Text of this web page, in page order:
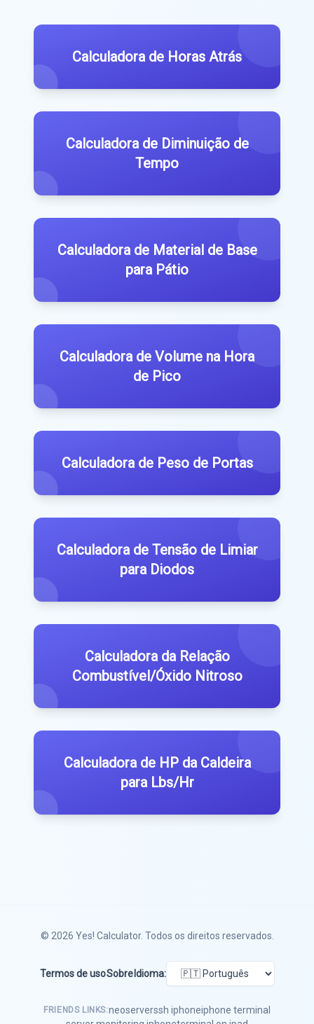
Calculadora de Horas Atrás
Calculadora de Diminuição de
Tempo
Calculadora de Material de Base
para Pátio
Calculadora de Volume na Hora
de Pico
Calculadora de Peso de Portas
Calculadora de Tensão de Limiar
para Diodos
Calculadora da Relação
Combustível/Óxido Nitroso
Calculadora de HP da Caldeira
para Lbs/Hr
© 2026 Yes! Calculator. Todos os direitos reservados.
Termos de usoSobre Idioma:
FRIENDS LINKS:neoserverssh iphoneiphone terminal